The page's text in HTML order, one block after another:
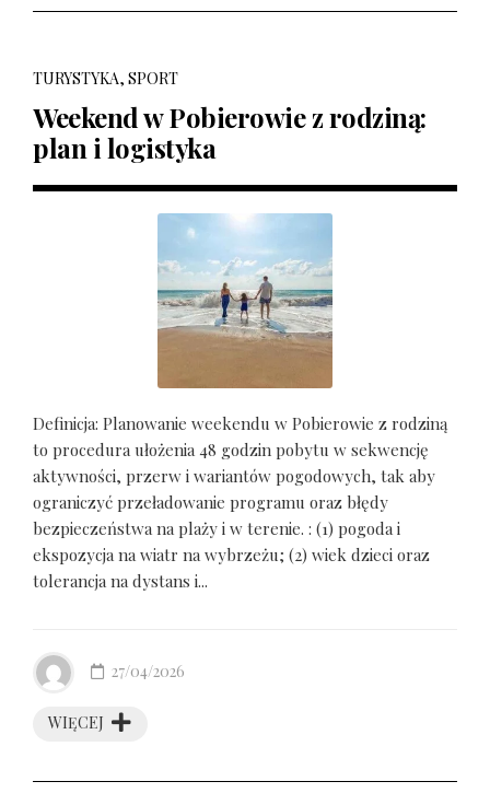
TURYSTYKA, SPORT
Weekend w Pobierowie z rodziną:
plan i logistyka
Definicja: Planowanie weekendu w Pobierowie z rodziną
to procedura ułożenia 48 godzin pobytu w sekwencję
aktywności, przerw i wariantów pogodowych, tak aby
ograniczyć przeładowanie programu oraz błędy
bezpieczeństwa na plaży i w terenie. : (1) pogoda i
ekspozycja na wiatr na wybrzeżu; (2) wiek dzieci oraz
tolerancja na dystans i...
WIĘCEJ
27/04/2026